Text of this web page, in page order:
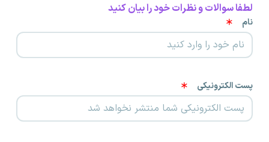
لطفا سوالات و نظرات خود را بیان کنید
نام
پست الکترونیکی